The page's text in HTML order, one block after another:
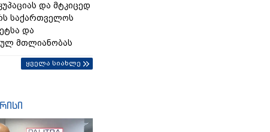
და მტკიცედ
საქართველოს
და
მთლიანობას
ყველა სიახლე